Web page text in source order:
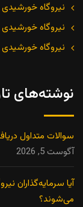
نیروگاه
نیروگاه
نیروگاه
نوشته‌های
سوالات متداول
آگوست 5, 2026
آیا سرمایه‌گذاران
می‌شوند؟